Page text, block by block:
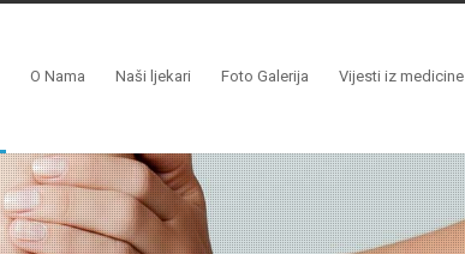
O Nama Naši ljekari Foto Galerija Vijesti iz medicine